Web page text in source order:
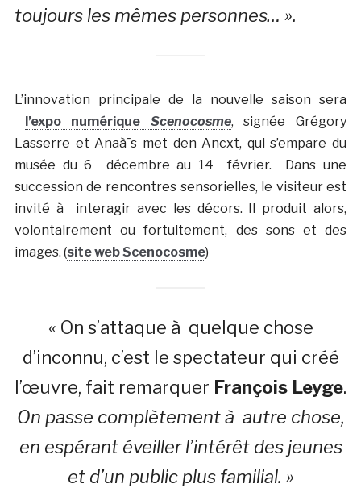
toujours les mêmes personnes… ».
L’innovation principale de la nouvelle saison sera
l’expo numérique Scenocosme, signée Grégory
Lasserre et Anaà¯s met den Ancxt, qui s’empare du
musée du 6 décembre au 14 février. Dans une
succession de rencontres sensorielles, le visiteur est
invité à interagir avec les décors. Il produit alors,
volontairement ou fortuitement, des sons et des
images. (site web Scenocosme)
« On s’attaque à quelque chose
d’inconnu, c’est le spectateur qui créé
l’œuvre, fait remarquer François Leyge.
On passe complètement à autre chose,
en espérant éveiller l’intérêt des jeunes
et d’un public plus familial. »